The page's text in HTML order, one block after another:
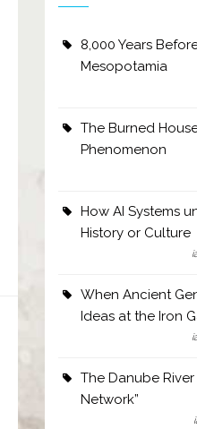
8,000 Years
Mesopotamia
The Burned
Phenomenon
How AI Systems
History or Culture
When Ancient
Ideas at the Iron
The Danube River
Network”